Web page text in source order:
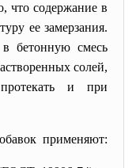
что содержание в
ее замерзания.
бетонную смесь
солей,
и при
применяют: